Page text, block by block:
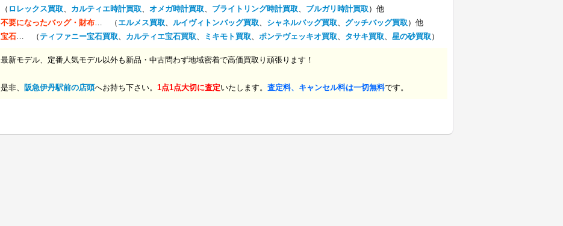
（ ロレックス買取、 カルティエ時計買取、 オメガ時計買取、 ブライトリング時計買取、 ブルガリ時計買取 ）他
不要になったバッグ・財布… （ エルメス買取、 ルイヴィトンバッグ買取、 シャネルバッグ買取、 グッチバッグ買取 ）他
宝石… （ティファニー宝石買取、 カルティエ宝石買取、 ミキモト買取、 ポンテヴェッキオ買取、 タサキ買取、 星の砂買取 ）
最新モデル、定番人気モデル以外も新品・中古問わず地域密着で高価買取り頑張ります！
是非、 阪急伊丹駅前の店頭へお持ち下さい。 1点1点大切に査定いたします。 査定料、キャンセル料は一切無料です。